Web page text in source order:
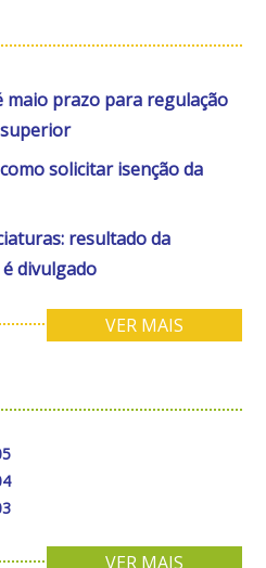
maio prazo para regulação
solicitar isenção da
resultado da
divulgado
VER MAIS
VER MAIS